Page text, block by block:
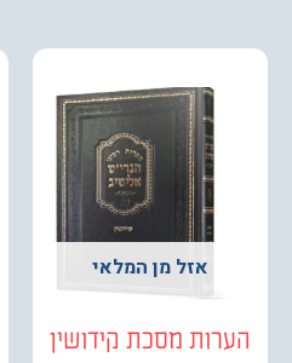
אזל מן המלאי
מסכת קידושין